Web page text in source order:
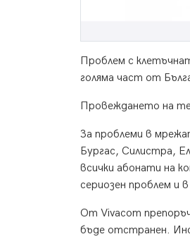
Проблем с
голяма част от
Провеждането на
За проблеми в
Бургас, Силистра,
всички абонати на
сериозен проблем и в
От Vivacom
бъде отстранен.